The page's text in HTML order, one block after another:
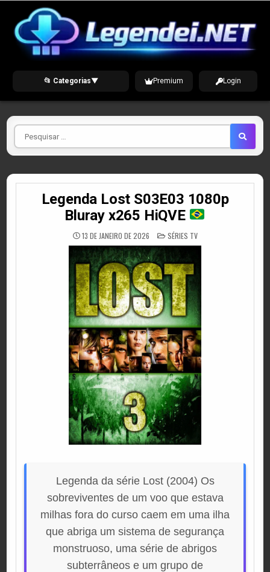
content
📂 Categorias▼ Premium Login
Pesquisar
por
Legenda Lost S03E03 1080p
Bluray x265 HiQVE
13 DE JANEIRO DE 2026 POSTED
IN
SÉRIES TV
Legenda da série Lost (2004) Os
sobreviventes de um voo que estava
milhas fora do curso caem em uma ilha
que abriga um sistema de segurança
monstruoso, uma série de abrigos
subterrâneos e um grupo de